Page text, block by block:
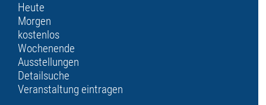
Heute
Morgen
kostenlos
Wochenende
Ausstellungen
Detailsuche
Veranstaltung eintragen